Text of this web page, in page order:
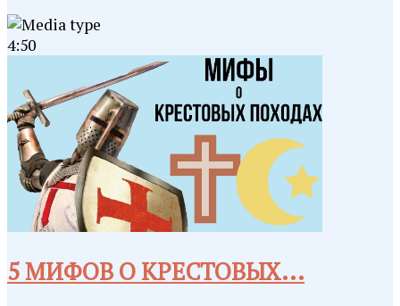
4:50
5 МИФОВ О КРЕСТОВЫХ...